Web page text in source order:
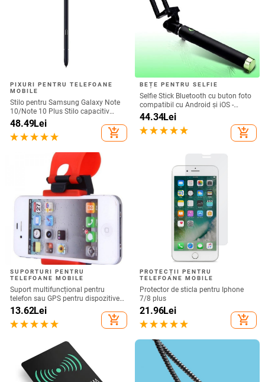
PIXURI PENTRU TELEFOANE
MOBILE
Stilo pentru Samsung Galaxy Note
10/Note 10 Plus Stilo capacitiv
universal Ecran tactil sensibil SPen
Nu este compatibil cu Bluetooth
48.49Lei
add_shopping_cart
BEȚE PENTRU SELFIE
Selfie Stick Bluetooth cu buton foto
compatibil cu Android și iOS -
Negru / Verde
44.34Lei
add_shopping_cart
SUPORTURI PENTRU
TELEFOANE MOBILE
Suport multifuncțional pentru
telefon sau GPS pentru dispozitive
de până la 76 mm / 4,8 inchi
13.62Lei
add_shopping_cart
PROTECȚII PENTRU
TELEFOANE MOBILE
Protector de sticla pentru Iphone
7/8 plus
21.96Lei
add_shopping_cart